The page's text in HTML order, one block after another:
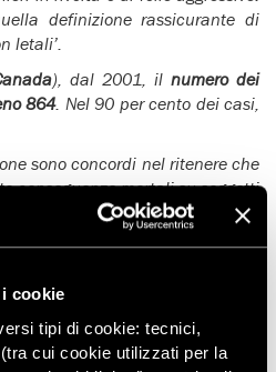
cookie
tipi di cookie: tecnici,
cui cookie utilizzati per la
definizione rassicurante di
letali’.
), dal 2001, il numero dei
864. Nel 90 per cento dei casi,
sono concordi nel ritenere che
conseguenze mortali su soggetti
funzioni, nel momento in cui
erano compromesse da alcool
o di una corsa.
è la facilità con cui la Taser
, che possono danneggiare